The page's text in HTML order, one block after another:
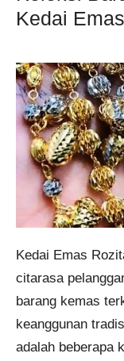
Kedai
Kedai Emas
citarasa
barang kemas
keanggunan
adalah beberapa